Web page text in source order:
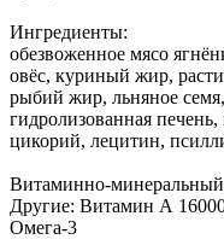
Ингредиенты:
обезвоженное мясо
овёс, куриный жир,
рыбий жир, льняное
гидролизованная
цикорий, лецитин,
Витаминно-минеральный
Другие: Витамин А
Омега-3